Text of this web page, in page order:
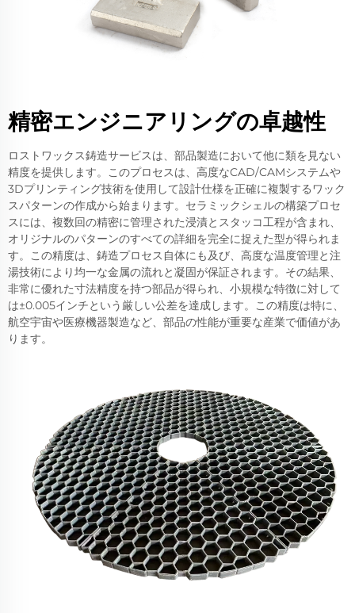
精密エンジニアリングの卓越性
ロストワックス鋳造サービスは、部品製造において他に類を見ない
精度を提供します。このプロセスは、高度なCAD/CAMシステムや
3Dプリンティング技術を使用して設計仕様を正確に複製するワック
スパターンの作成から始まります。セラミックシェルの構築プロセ
スには、複数回の精密に管理された浸漬とスタッコ工程が含まれ、
オリジナルのパターンのすべての詳細を完全に捉えた型が得られま
す。この精度は、鋳造プロセス自体にも及び、高度な温度管理と注
湯技術により均一な金属の流れと凝固が保証されます。その結果、
非常に優れた寸法精度を持つ部品が得られ、小規模な特徴に対して
は±0.005インチという厳しい公差を達成します。この精度は特に、
航空宇宙や医療機器製造など、部品の性能が重要な産業で価値があ
ります。